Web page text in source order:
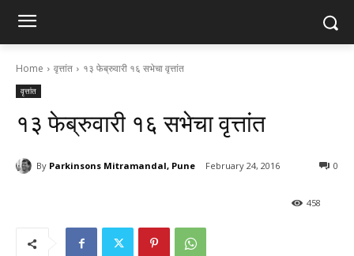
Home वृत्तांत १३ फेब्रुवारी १६ सभेचा वृत्तांत
वृत्तांत
१३ फेब्रुवारी १६ सभेचा वृत्तांत
By Parkinsons Mitramandal, Pune February 24, 2016 0
458